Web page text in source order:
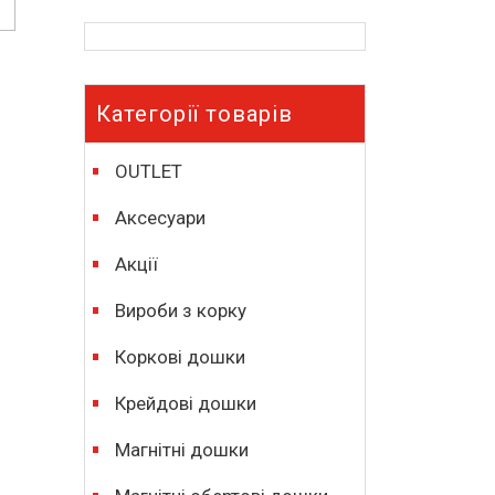
Категорії товарів
OUTLET
Аксесуари
Акції
Вироби з корку
Коркові дошки
Крейдові дошки
Магнітні дошки